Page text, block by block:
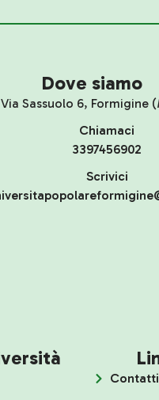
Dove siamo
Via Sassuolo 6, Formigine
Chiamaci
3397456902
Scrivici
Contatti